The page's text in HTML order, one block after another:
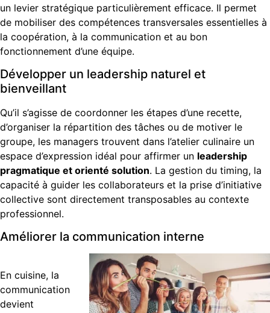
un levier stratégique particulièrement efficace. Il permet
de mobiliser des compétences transversales essentielles à
la coopération, à la communication et au bon
fonctionnement d’une équipe.
Développer un leadership naturel et
bienveillant
Qu’il s’agisse de coordonner les étapes d’une recette,
d’organiser la répartition des tâches ou de motiver le
groupe, les managers trouvent dans l’atelier culinaire un
espace d’expression idéal pour affirmer un leadership
pragmatique et orienté solution. La gestion du timing, la
capacité à guider les collaborateurs et la prise d’initiative
collective sont directement transposables au contexte
professionnel.
Améliorer la communication interne
En cuisine, la
communication
devient